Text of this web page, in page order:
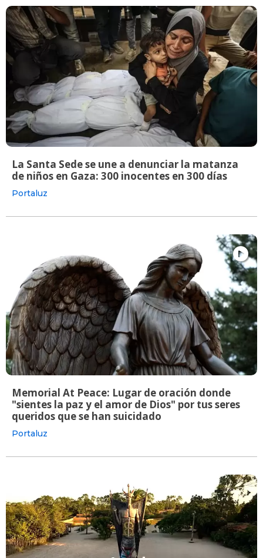
La Santa Sede se une a denunciar la matanza
de niños en Gaza: 300 inocentes en 300 días
Portaluz
Memorial At Peace: Lugar de oración donde
"sientes la paz y el amor de Dios" por tus seres
queridos que se han suicidado
Portaluz